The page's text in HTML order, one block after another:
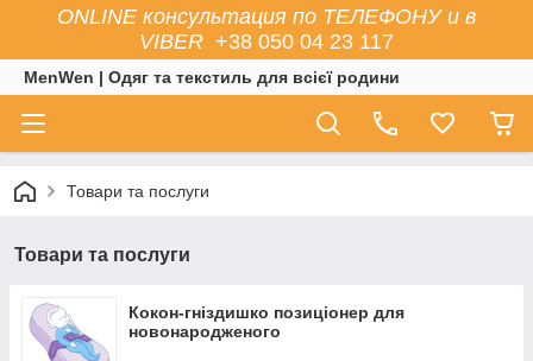
ONLINE консультация по ТЕЛЕФОНУ и в
VIBER +38 050 04 23 117
MenWen | Одяг та текстиль для всієї родини
Товари та послуги
Товари та послуги
Кокон-гніздишко позиціонер для
новонародженого